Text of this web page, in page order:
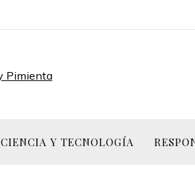
CIENCIA Y TECNOLOGÍA